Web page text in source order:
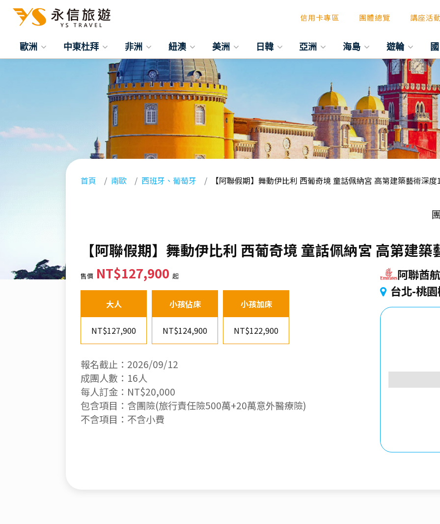
信用卡專區 團體總覽 講座活
歐洲 中東杜拜 非洲 紐澳 美洲 日韓 亞洲 海島 遊輪
首頁 南歐 西班牙、葡萄牙 【阿聯假期】舞動伊比利 西葡奇境 童話佩納宮 高第建築藝術深度
【阿聯假期】舞動伊比利 西葡奇境 童話佩納宮 高第建
售價 NT$127,900起
大人
NT$127,900
小孩佔床
NT$124,900
小孩加床
NT$122,900
報名截止：2026/09/12
成團人數：16人
每人訂金：NT$20,000
包含項目：含團險(旅行責任險500萬+20萬意外醫療險)
不含項目：不含小費
阿聯酋
台北-桃